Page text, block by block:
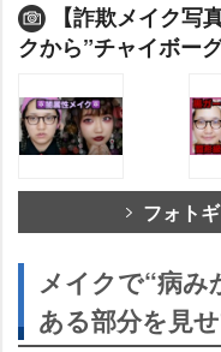
【詐欺メイク写
クから”チャイボー
フォト
メイクで“病み
ある部分を見